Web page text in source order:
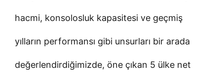
hacmi, konsolosluk kapasitesi ve geçmiş
yılların performansı gibi unsurları bir arada
değerlendirdiğimizde, öne çıkan 5 ülke net